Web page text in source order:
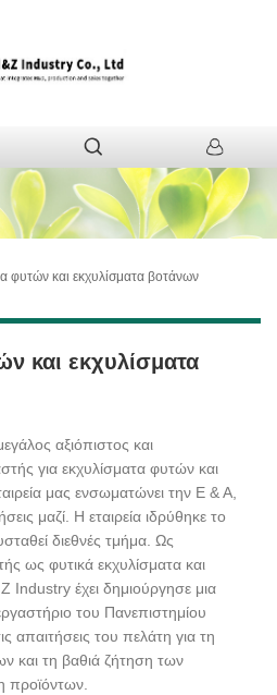
φυτών και εκχυλίσματα βοτάνων
και εκχυλίσματα
αξιόπιστος και
για εκχυλίσματα φυτών και
μας ενσωματώνει την Ε & Α,
μαζί. Η εταιρεία ιδρύθηκε το
διεθνές τμήμα. Ως
ως φυτικά εκχυλίσματα και
Industry έχει δημιούργησε μια
του Πανεπιστημίου
απαιτήσεις του πελάτη για τη
και τη βαθιά ζήτηση των
προϊόντων.